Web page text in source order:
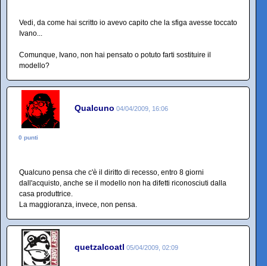
Vedi, da come hai scritto io avevo capito che la sfiga avesse toccato
Ivano...
Comunque, Ivano, non hai pensato o potuto farti sostituire il
modello?
Qualcuno 04/04/2009, 16:06
0 punti
Qualcuno pensa che c'è il diritto di recesso, entro 8 giorni
dall'acquisto, anche se il modello non ha difetti riconosciuti dalla
casa produttrice.
La maggioranza, invece, non pensa.
quetzalcoatl 05/04/2009, 02:09